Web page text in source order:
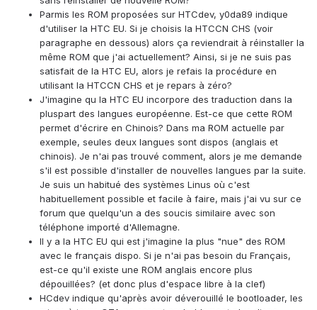
Parmis les ROM proposées sur HTCdev, y0da89 indique
d'utiliser la HTC EU. Si je choisis la HTCCN CHS (voir
paragraphe en dessous) alors ça reviendrait à réinstaller la
même ROM que j'ai actuellement? Ainsi, si je ne suis pas
satisfait de la HTC EU, alors je refais la procédure en
utilisant la HTCCN CHS et je repars à zéro?
J'imagine qu la HTC EU incorpore des traduction dans la
pluspart des langues européenne. Est-ce que cette ROM
permet d'écrire en Chinois? Dans ma ROM actuelle par
exemple, seules deux langues sont dispos (anglais et
chinois). Je n'ai pas trouvé comment, alors je me demande
s'il est possible d'installer de nouvelles langues par la suite.
Je suis un habitué des systèmes Linus où c'est
habituellement possible et facile à faire, mais j'ai vu sur ce
forum que quelqu'un a des soucis similaire avec son
téléphone importé d'Allemagne.
Il y a la HTC EU qui est j'imagine la plus "nue" des ROM
avec le français dispo. Si je n'ai pas besoin du Français,
est-ce qu'il existe une ROM anglais encore plus
dépouillées? (et donc plus d'espace libre à la clef)
HCdev indique qu'après avoir déverouillé le bootloader, les